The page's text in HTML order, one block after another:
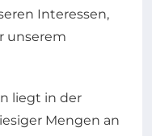
Interessen,
unserem
liegt in der
Mengen an